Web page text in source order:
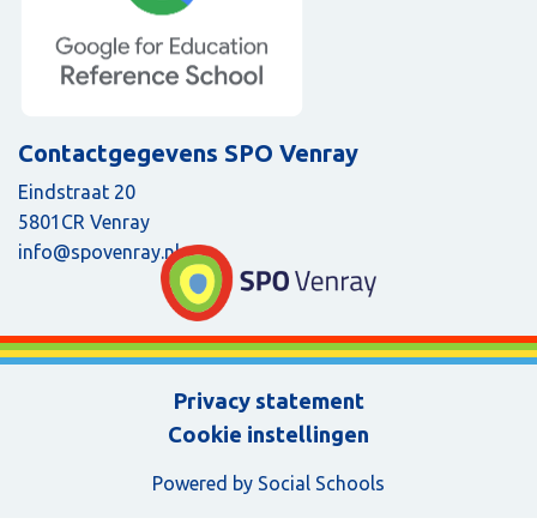
Contactgegevens SPO Venray
Eindstraat 20
5801CR Venray
info@spovenray.nl
Privacy statement
Cookie instellingen
Powered by Social Schools